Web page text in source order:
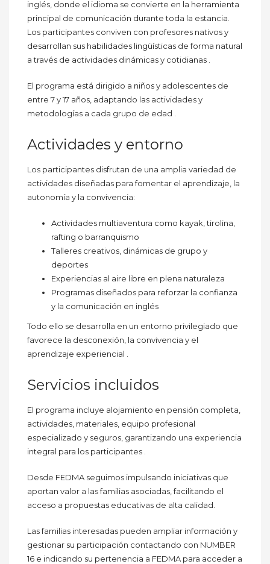
inglés, donde el idioma se convierte en la herramienta
principal de comunicación durante toda la estancia.
Los participantes conviven con profesores nativos y
desarrollan sus habilidades lingüísticas de forma natural
a través de actividades dinámicas y cotidianas .
El programa está dirigido a niños y adolescentes de
entre 7 y 17 años, adaptando las actividades y
metodologías a cada grupo de edad .
Actividades y entorno
Los participantes disfrutan de una amplia variedad de
actividades diseñadas para fomentar el aprendizaje, la
autonomía y la convivencia:
Actividades multiaventura como kayak, tirolina,
rafting o barranquismo
Talleres creativos, dinámicas de grupo y
deportes
Experiencias al aire libre en plena naturaleza
Programas diseñados para reforzar la confianza
y la comunicación en inglés
Todo ello se desarrolla en un entorno privilegiado que
favorece la desconexión, la convivencia y el
aprendizaje experiencial .
Servicios incluidos
El programa incluye alojamiento en pensión completa,
actividades, materiales, equipo profesional
especializado y seguros, garantizando una experiencia
integral para los participantes .
Desde FEDMA seguimos impulsando iniciativas que
aportan valor a las familias asociadas, facilitando el
acceso a propuestas educativas de alta calidad.
Las familias interesadas pueden ampliar información y
gestionar su participación contactando con NUMBER
16 e indicando su pertenencia a FEDMA para acceder a